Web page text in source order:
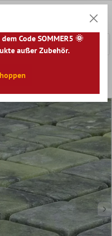
Mosaik
Code SOMMER5 🌞
außer Zubehör.